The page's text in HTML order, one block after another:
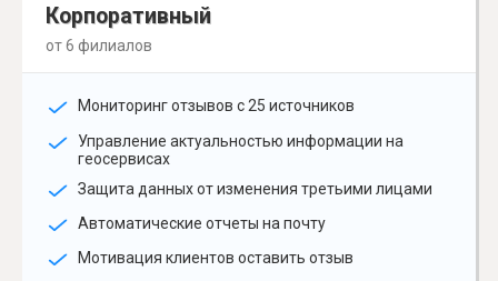
Корпоративный
от 6 филиалов
Мониторинг отзывов с 25 источников
Управление актуальностью информации на
геосервисах
Защита данных от изменения третьими лицами
Автоматические отчеты на почту
Мотивация клиентов оставить отзыв